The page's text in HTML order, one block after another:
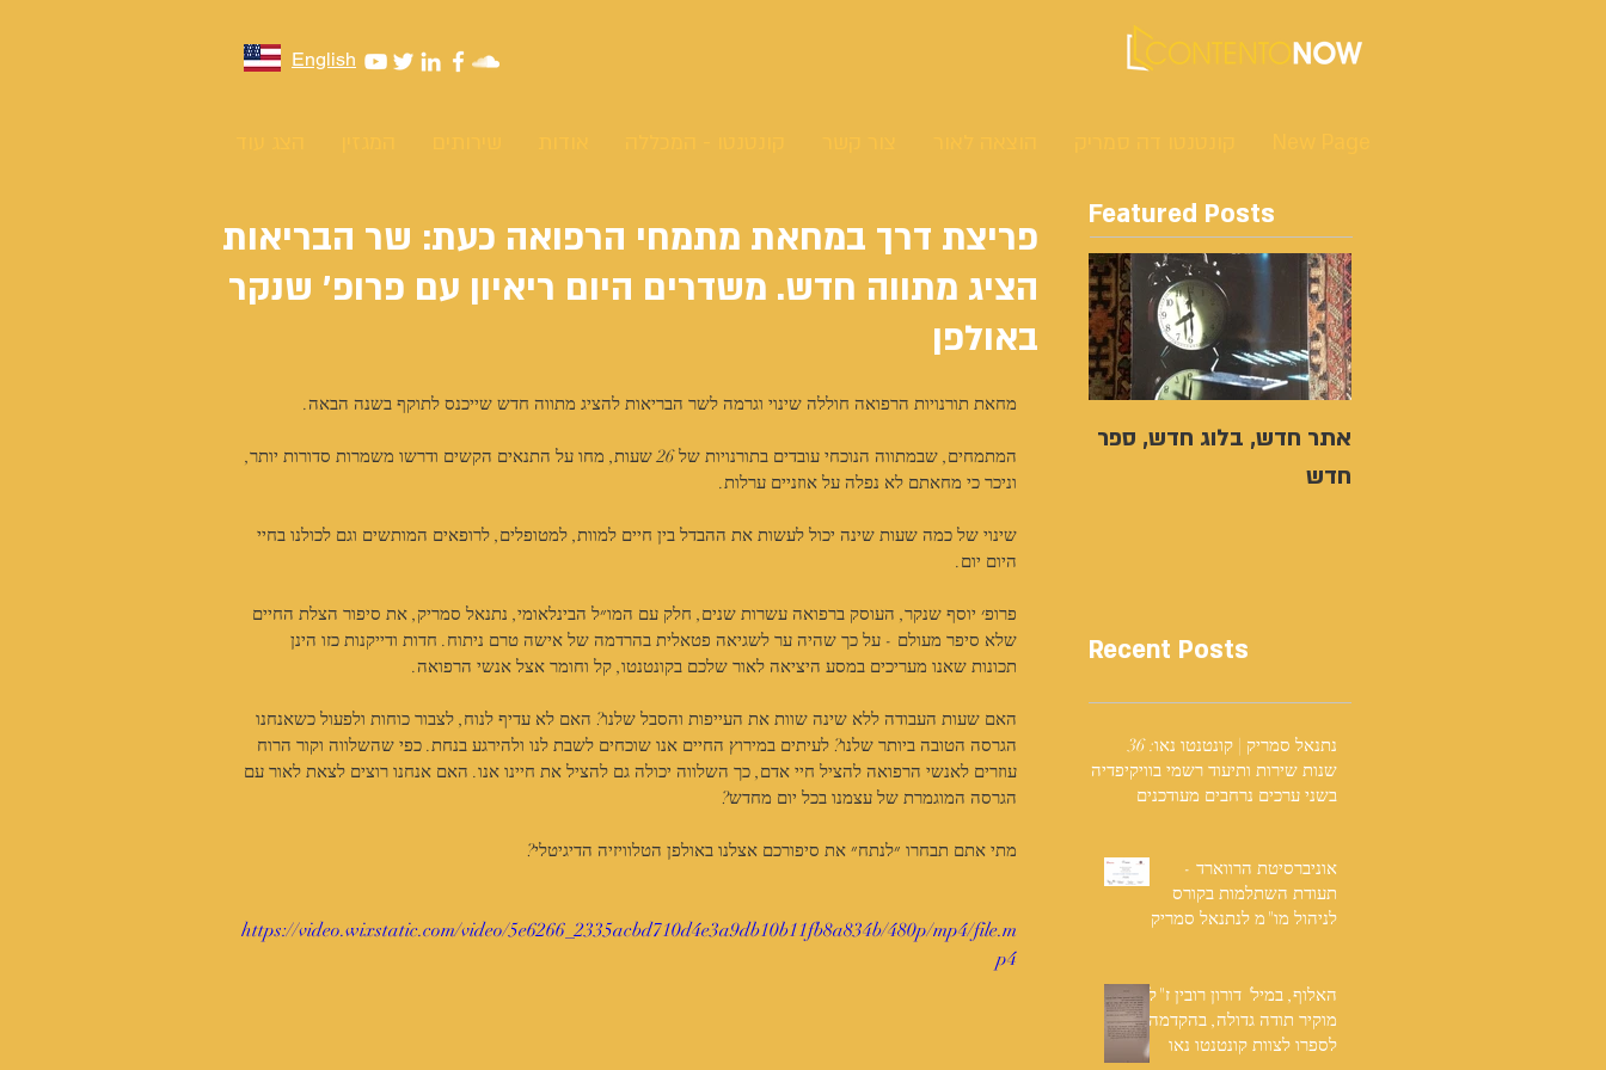
English
פריצת דרך במחאת מתמחי הרפואה כעת: שר הבריאות
הציג מתווה חדש. משדרים היום ריאיון עם פרופ' שנקר
באולפן
מחאת תורנויות הרפואה חוללה שינוי וגרמה לשר הבריאות להציג מתווה חדש שייכנס לתוקף בשנה הבאה.
המתמחים, שבמתווה הנוכחי עובדים בתורנויות של 26 שעות, מחו על התנאים הקשים ודרשו משמרות סדורות יותר,
וניכר כי מחאתם לא נפלה על אוזניים ערלות.
שינוי של כמה שעות שינה יכול לעשות את ההבדל בין חיים למוות, למטופלים, לרופאים המותשים וגם לכולנו בחיי
היום יום.
פרופ׳ יוסף שנקר, העוסק ברפואה עשרות שנים, חלק עם המו״ל הבינלאומי, נתנאל סמריק, את סיפור הצלת החיים
שלא סיפר מעולם - על כך שהיה ער לשגיאה פטאלית בהרדמה של אישה טרם ניתוח. חדות ודייקנות כזו הינן
תכונות שאנו מעריכים במסע היציאה לאור שלכם בקונטנטו, קל וחומר אצל אנשי הרפואה.
האם שעות העבודה ללא שינה שוות את העייפות והסבל שלנו? האם לא עדיף לנוח, לצבור כוחות ולפעול כשאנחנו
הגרסה הטובה ביותר שלנו? לעיתים במירוץ החיים אנו שוכחים לשבת לנו ולהירגע בנחת. כפי שהשלווה וקור הרוח
עוזרים לאנשי הרפואה להציל חיי אדם, כך השלווה יכולה גם להציל את חיינו אנו. האם אנחנו רוצים לצאת לאור עם
הגרסה המוגמרת של עצמנו בכל יום מחדש?
מתי אתם תבחרו ״לנתח״ את סיפורכם אצלנו באולפן הטלוויזיה הדיגיטלי?
https://video.wixstatic.com/video/5e6266_2335acbd710d4e3a9db10b11fb8a834b/480p/mp4/file.m
p4
Featured Posts
אתר חדש, בלוג חדש, ספר
חדש
Recent Posts
נתנאל סמריק | קונטנטו נאו: 36
שנות שירות ותיעוד רשמי בוויקיפדיה
בשני ערכים נרחבים מעודכנים
אוניברסיטת הרווארד -
תעודת השתלמות בקורס
לניהול מו"מ לנתנאל סמריק
האלוף, במיל' דורון רובין ז"ל,
מוקיר תודה גדולה, בהקדמה
לספרו לצוות קונטנטו נאו